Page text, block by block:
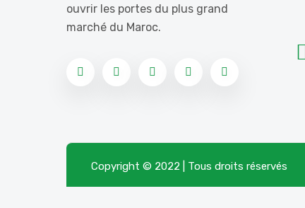
ouvrir les portes du plus grand
marché du Maroc.
Copyright © 2022 | Tous droits réservés